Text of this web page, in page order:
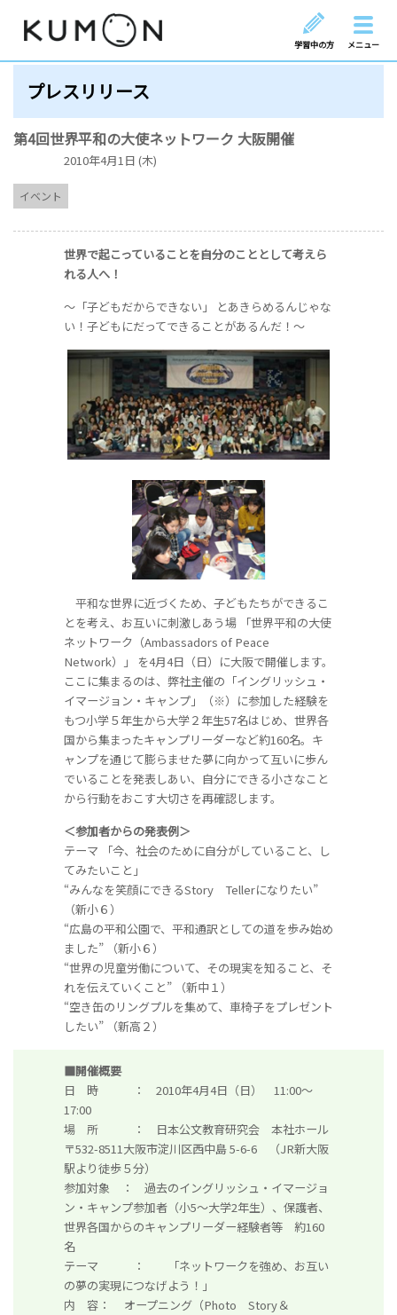
学習中の方 メニュー
プレスリリース
第4回世界平和の大使ネットワーク 大阪開催
2010年4月1日 (木)
イベント
世界で起こっていることを自分のこととして考えら
れる人へ！
～「子どもだからできない」 とあきらめるんじゃな
い！子どもにだってできることがあるんだ！～
平和な世界に近づくため、子どもたちができるこ
とを考え、お互いに刺激しあう場 「世界平和の大使
ネットワーク（Ambassadors of Peace
Network）」 を4月4日（日）に大阪で開催します。
ここに集まるのは、弊社主催の「イングリッシュ・
イマージョン・キャンプ」（※）に参加した経験を
もつ小学５年生から大学２年生57名はじめ、世界各
国から集まったキャンプリーダーなど約160名。キ
ャンプを通じて膨らませた夢に向かって互いに歩ん
でいることを発表しあい、自分にできる小さなこと
から行動をおこす大切さを再確認します。
＜参加者からの発表例＞
テーマ 「今、社会のために自分がしていること、し
てみたいこと」
“みんなを笑顔にできるStory Tellerになりたい”
（新小６）
“広島の平和公園で、平和通訳としての道を歩み始め
ました” （新小６）
“世界の児童労働について、その現実を知ること、そ
れを伝えていくこと” （新中１）
“空き缶のリングプルを集めて、車椅子をプレゼント
したい” （新高２）
■開催概要
日 時 ： 2010年4月4日（日） 11:00～
17:00
場 所 ： 日本公文教育研究会 本社ホール
〒532-8511大阪市淀川区西中島 5-6-6 （JR新大阪
駅より徒歩５分）
参加対象 ： 過去のイングリッシュ・イマージョ
ン・キャンプ参加者（小5～大学2年生）、保護者、
世界各国からのキャンプリーダー経験者等 約160
名
テーマ ： 「ネットワークを強め、お互い
の夢の実現につなげよう！」
内 容： オープニング（Photo Story＆